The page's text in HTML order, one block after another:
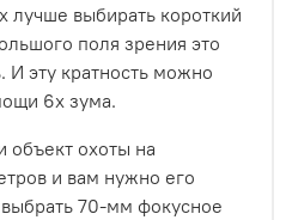
лучше выбирать короткий
поля зрения это
И эту кратность можно
6х зума.
охоты на
и вам нужно его
70-мм фокусное